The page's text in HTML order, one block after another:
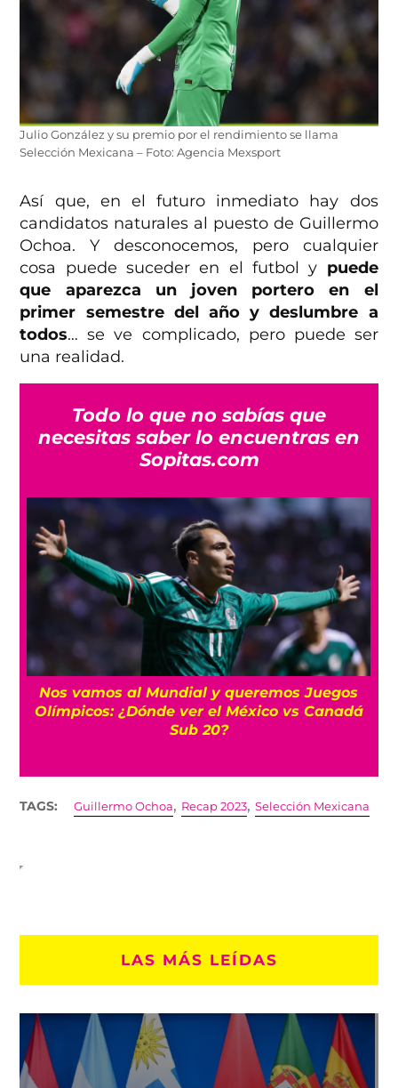
Julio González y su premio por el rendimiento se llama
Selección Mexicana – Foto: Agencia Mexsport
Así que, en el futuro inmediato hay dos
candidatos naturales al puesto de Guillermo
Ochoa. Y desconocemos, pero cualquier
cosa puede suceder en el futbol y puede
que aparezca un joven portero en el
primer semestre del año y deslumbre a
todos… se ve complicado, pero puede ser
una realidad.
Todo lo que no sabías que
necesitas saber lo encuentras en
Sopitas.com
FIFA respalda a Infantino y “no tolerará
ataques contra su integridad”
TAGS: Guillermo Ochoa, Recap 2023,Selección Mexicana
LAS MÁS LEÍDAS